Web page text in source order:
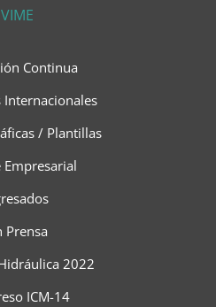
VIME
Continua
Internacionales
/ Plantillas
Empresarial
Prensa
2022
ICM-14